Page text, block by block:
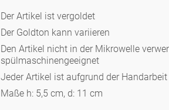
Der Artikel ist vergoldet
Der Goldton kann variieren
Den Artikel nicht in der Mikrowelle
spülmaschinengeeignet
Jeder Artikel ist aufgrund der
Maße h: 5,5 cm, d: 11 cm